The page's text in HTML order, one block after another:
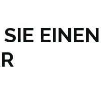
EINEN